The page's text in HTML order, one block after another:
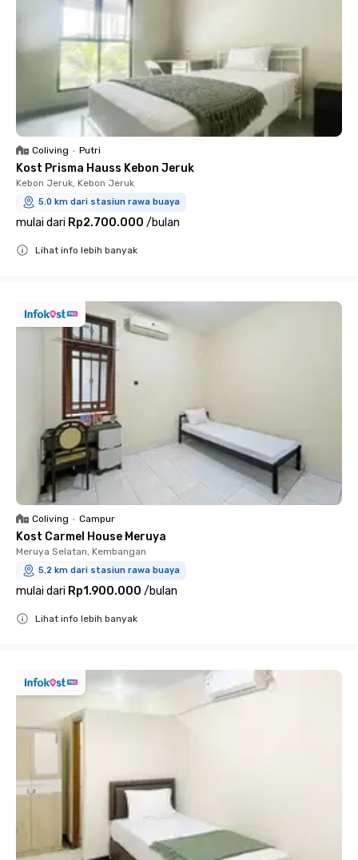
Coliving • Putri
Kost Prisma Hauss Kebon Jeruk
Kebon Jeruk, Kebon Jeruk
5.0 km dari stasiun rawa buaya
mulai dari Rp2.700.000 /bulan
Lihat info lebih banyak
Coliving • Campur
Kost Carmel House Meruya
Meruya Selatan, Kembangan
5.2 km dari stasiun rawa buaya
mulai dari Rp1.900.000 /bulan
Lihat info lebih banyak